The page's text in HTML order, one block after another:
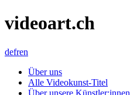
videoart.ch
defren
Über uns
Alle Videokunst-Titel
Über unsere Künstler:innen